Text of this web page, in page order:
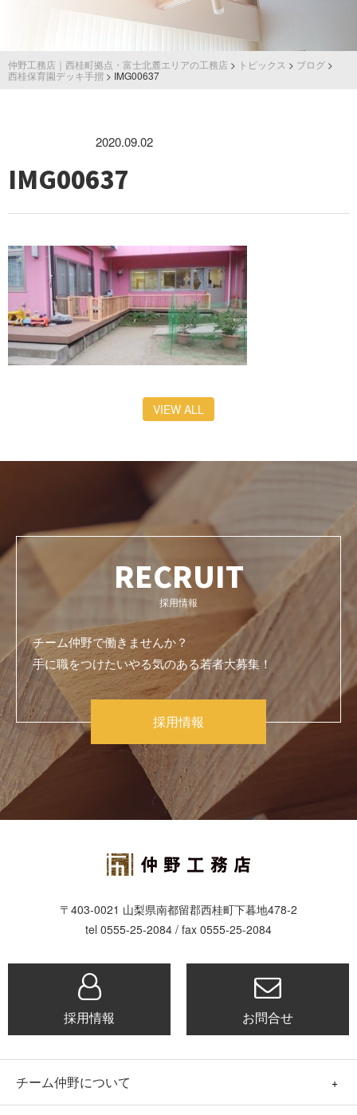
仲野工務店｜西桂町拠点・富士北麓エリアの工務店 > トピックス > ブログ >
西桂保育園デッキ手摺 > IMG00637
2020.09.02
IMG00637
VIEW ALL
RECRUIT
採用情報
チーム仲野で働きませんか？
手に職をつけたいやる気のある若者大募集！
採用情報
〒403-0021 山梨県南都留郡西桂町下暮地478-2
tel 0555-25-2084 / fax 0555-25-2084
採用情報 お問合せ
チーム仲野について